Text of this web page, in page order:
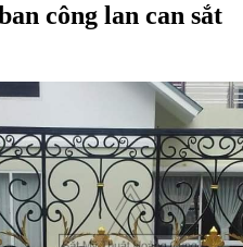
công lan can sắt